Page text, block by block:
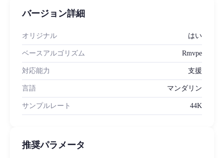
バージョン詳細
オリジナル はい
ベースアルゴリズム Rmvpe
対応能力 支援
言語 マンダリン
サンプルレート 44K
推奨パラメータ